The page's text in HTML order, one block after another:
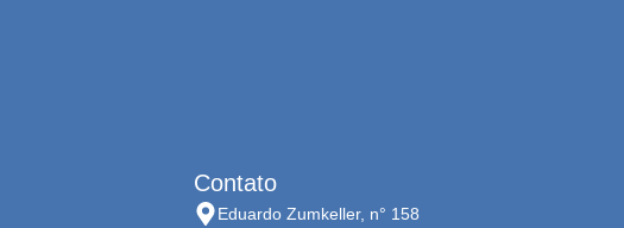
Contato
Eduardo Zumkeller, n° 158